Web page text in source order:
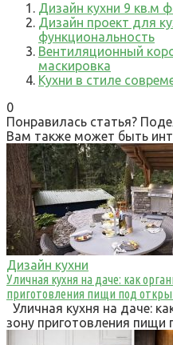
Дизайн кухни 9 кв.м
Дизайн проект для
функциональность
Вентиляционный
маскировка
Кухни в стиле
0
Понравилась статья?
Вам также может быть
Дизайн кухни
Уличная кухня на даче: как
приготовления пищи под
Уличная кухня на даче:
зону приготовления